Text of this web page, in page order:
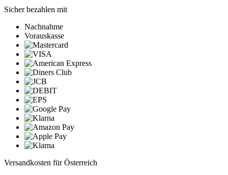
Sicher bezahlen mit
Nachnahme
Vorauskasse
Versandkosten für Österreich